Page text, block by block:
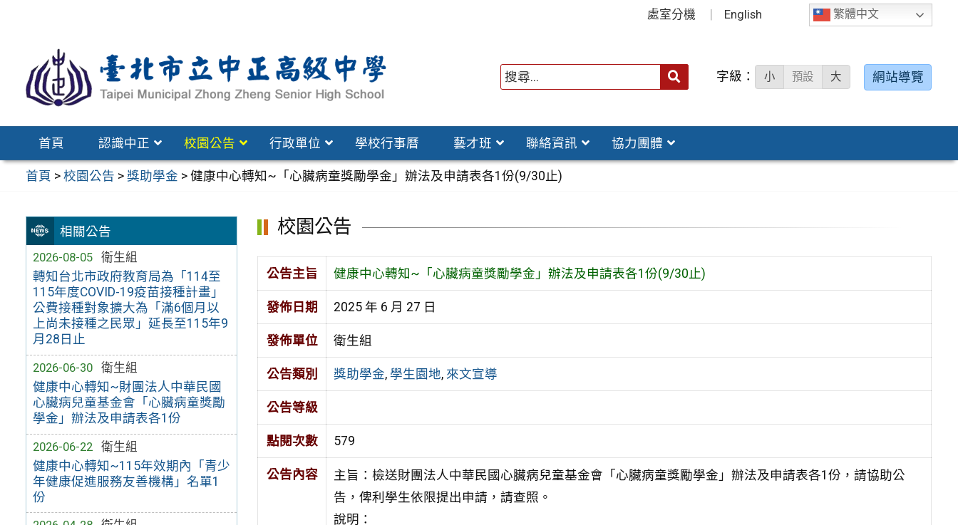
區
繁體中文
處室分機 English
字級： 小 預設 大 網站導覽
首頁 認識中正 校園公告 行政單位 學校行事曆 藝才班 聯絡資訊 協力團體
首頁 >校園公告 >獎助學金 >健康中心轉知~「心臟病童獎勵學金」辦法及申請表各1份(9/30止)
相關公告
2026-08-05
衛生組
轉知台北市政府教育局為「114至
115年度COVID-19疫苗接種計畫」
公費接種對象擴大為「滿6個月以
上尚未接種之民眾」延長至115年9
月28日止
2026-06-30
衛生組
健康中心轉知~財團法人中華民國
心臟病兒童基金會「心臟病童獎勵
學金」辦法及申請表各1份
2026-06-22
衛生組
健康中心轉知~115年效期內「青少
年健康促進服務友善機構」名單1
份
校園公告
公告主旨 健康中心轉知~「心臟病童獎勵學金」辦法及申請表各1份(9/30止)
發佈日期 2025 年 6 月 27 日
發佈單位 衛生組
公告類別 獎助學金, 學生園地, 來文宣導
公告等級
點閱次數 579
公告內容
主旨：檢送財團法人中華民國心臟病兒童基金會「心臟病童獎勵學金」辦法及申請表各1份，請協助公
告，俾利學生依限提出申請，請查照。
說明：